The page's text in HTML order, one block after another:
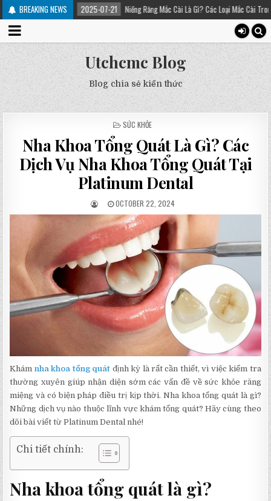
BREAKING NEWS
trị 2025-07-21 Niềng Răng Mắc Cài Là Gì? Các Loại Mắc Cài Trong Niềng
Utchcmc Blog
Blog chia sẻ kiến thức
POSTED
SỨC KHỎE
Nha Khoa Tổng Quát Là Gì? Các
Dịch Vụ Nha Khoa Tổng Quát Tại
Platinum Dental
OCTOBER 22, 2024
Khám nha khoa tổng quát định kỳ là rất cần thiết, vì việc kiểm tra
thường xuyên giúp nhận diện sớm các vấn đề về sức khỏe răng
miệng và có biện pháp điều trị kịp thời. Nha khoa tổng quát là gì?
Những dịch vụ nào thuộc lĩnh vực khám tổng quát? Hãy cùng theo
dõi bài viết từ Platinum Dental nhé!
Chi tiết chính:
Nha khoa tổng quát là gì?